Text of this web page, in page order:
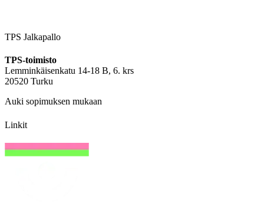
TPS Jalkapallo
TPS-toimisto
Lemminkäisenkatu 14-18 B, 6. krs
20520 Turku
Auki sopimuksen mukaan
Linkit